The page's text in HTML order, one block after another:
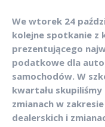
We wtorek 24
kolejne spotkanie z
prezentującego
podatkowe dla
samochodów. W
kwartału
zmianach w
dealerskich i